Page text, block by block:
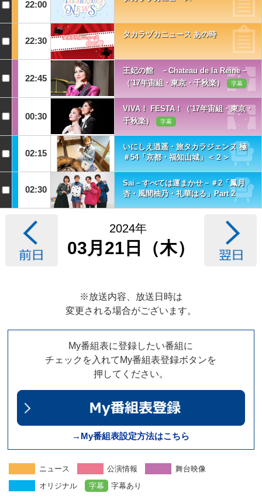
22:00
22:30
タカラヅカニュース あの時
22:45
王妃の館 －Chateau de la Reine－
（'17年宙組・東京・千秋楽）
字幕
00:30
VIVA！ FESTA！（'17年宙組・東京・
千秋楽）
字幕
02:15
いにしえ逍遥・旅タカラジェンヌ 極
＃54「京都・福知山城」＜２＞
02:30
Sai－すべては運まかせ－＃2「鳳月
杏・風間柚乃・礼華はる」Part 2
2024年
03月21日（木）
※放送内容、放送日時は
変更される場合がございます。
My番組表に登録したい番組に
チェックを入れてMy番組表登録ボタンを
押してください。
→My番組表設定方法はこちら
ニュース 公演情報
舞台映像
オリジナル
字幕 字幕あり